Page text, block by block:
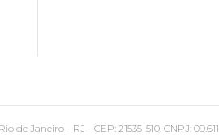
Janeiro - RJ - CEP: 21535-510. CNPJ: